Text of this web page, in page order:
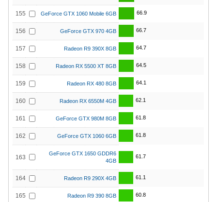
155 GeForce GTX 1060 Mobile 6GB 66.9
156 GeForce GTX 970 4GB 66.7
157 Radeon R9 390X 8GB 64.7
158 Radeon RX 5500 XT 8GB 64.5
159 Radeon RX 480 8GB 64.1
160 Radeon RX 6550M 4GB 62.1
161 GeForce GTX 980M 8GB 61.8
162 GeForce GTX 1060 6GB 61.8
163
GeForce GTX 1650 GDDR6
4GB
61.7
164 Radeon R9 290X 4GB 61.1
165 Radeon R9 390 8GB 60.8